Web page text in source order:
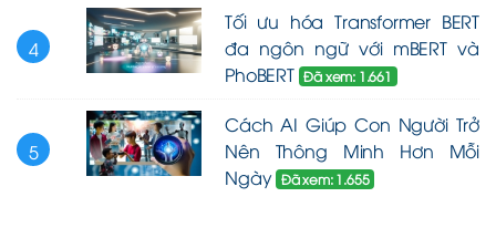
4
Tối ưu hóa Transformer BERT
đa ngôn ngữ với mBERT và
PhoBERT Đã xem: 1.661
5
Cách AI Giúp Con Người Trở
Nên Thông Minh Hơn Mỗi
Ngày Đã xem: 1.655